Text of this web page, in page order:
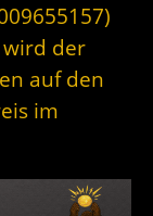
wird der
auf den
im